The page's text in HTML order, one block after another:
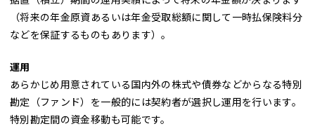
（将来の年金原資あるいは年金受取総額に関して一時払保険料分
などを保証するものもあります）。
運用
あらかじめ用意されている国内外の株式や債券などからなる特別
勘定（ファンド）を一般的には契約者が選択し運用を行います。
特別勘定間の資金移動も可能です。